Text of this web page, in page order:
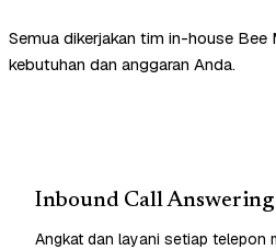
Semua dikerjakan tim in-house Bee
kebutuhan dan anggaran Anda.
Inbound Call Answering
Angkat dan layani setiap telepon